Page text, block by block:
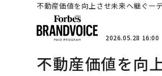
不動産価値を向上させ未来へ継ぐー
2026.05.28 16:00
不動産価値を向